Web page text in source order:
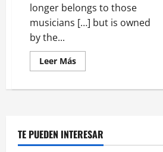
longer belongs to those
musicians […] but is owned
by the...
Leer Más
TE PUEDEN INTERESAR